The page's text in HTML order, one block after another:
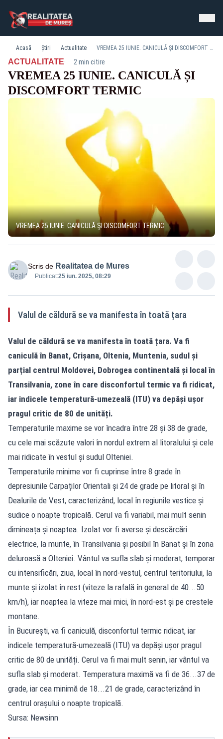
Acasă Știri Actualitate VREMEA 25 IUNIE. CANICULĂ ȘI DISCOMFORT TERMIC
ACTUALITATE· 2 min citire
VREMEA 25 IUNIE. CANICULĂ ȘI
DISCOMFORT TERMIC
VREMEA 25 IUNIE. CANICULĂ ȘI DISCOMFORT TERMIC
Scris de Realitatea de Mures
Publicat:25 iun. 2025, 08:29
Valul de căldură se va manifesta în toată țara
Valul de căldură se va manifesta în toată țara. Va fi
caniculă în Banat, Crișana, Oltenia, Muntenia, sudul și
parțial centrul Moldovei, Dobrogea continentală și local în
Transilvania, zone în care disconfortul termic va fi ridicat,
iar indicele temperatură-umezeală (ITU) va depăși ușor
pragul critic de 80 de unități.
Temperaturile maxime se vor încadra între 28 și 38 de grade,
cu cele mai scăzute valori în nordul extrem al litoralului și cele
mai ridicate în vestul și sudul Olteniei.
Temperaturile minime vor fi cuprinse între 8 grade în
depresiunile Carpaților Orientali și 24 de grade pe litoral și în
Dealurile de Vest, caracterizând, local în regiunile vestice și
sudice o noapte tropicală. Cerul va fi variabil, mai mult senin
dimineața și noaptea. Izolat vor fi averse și descărcări
electrice, la munte, în Transilvania și posibil în Banat și în zona
deluroasă a Olteniei. Vântul va sufla slab și moderat, temporar
cu intensificări, ziua, local în nord-vestul, centrul teritoriului, la
munte și izolat în rest (viteze la rafală în general de 40...50
km/h), iar noaptea la viteze mai mici, în nord-est și pe crestele
montane.
În București, va fi caniculă, disconfortul termic ridicat, iar
indicele temperatură-umezeală (ITU) va depăși ușor pragul
critic de 80 de unități. Cerul va fi mai mult senin, iar vântul va
sufla slab și moderat. Temperatura maximă va fi de 36...37 de
grade, iar cea minimă de 18...21 de grade, caracterizând în
centrul orașului o noapte tropicală.
Sursa: Newsinn